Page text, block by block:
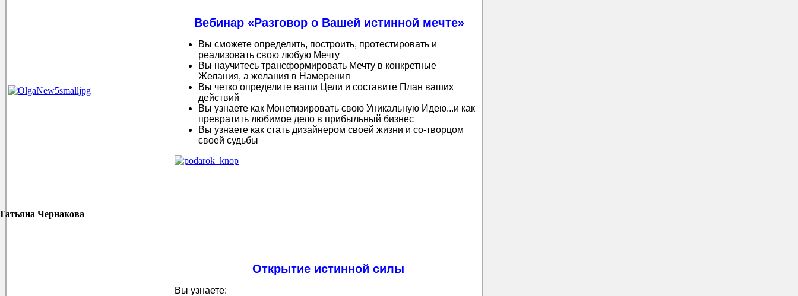
Вебинар «Разговор о Вашей истинной мечте»
Вы сможете определить, построить, протестировать и
реализовать свою любую Мечту
Вы научитесь трансформировать Мечту в конкретные
Желания, а желания в Намерения
Вы четко определите ваши Цели и составите План ваших
действий
Вы узнаете как Монетизировать свою Уникальную Идею...и как
превратить любимое дело в прибыльный бизнес
Вы узнаете как стать дизайнером своей жизни и со-творцом
своей судьбы
Чернакова
Открытие истинной силы
Вы узнаете: